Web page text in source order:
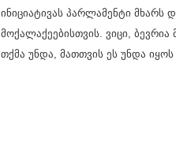
ინიციატივას პარლამენტი
მოქალაქეებისთვის. ვიცი,
თქმა უნდა, მათთვის ეს უნდა